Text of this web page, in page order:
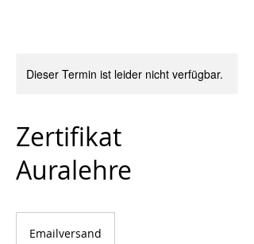
Dieser Termin ist leider nicht verfügbar.
Zertifikat
Auralehre
Emailversand